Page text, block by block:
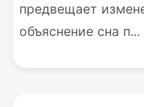
предвещает
объяснение сна п...